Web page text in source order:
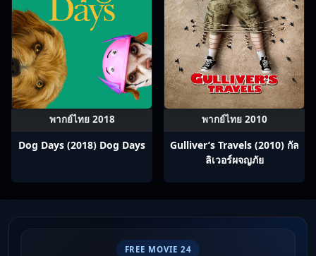
พากย์ไทย 2018
Dog Days (2018) Dog Days
พากย์ไทย 2010
Gulliver’s Travels (2010) กัล
ลิเวอร์ผจญภัย
FREE MOVIE 24